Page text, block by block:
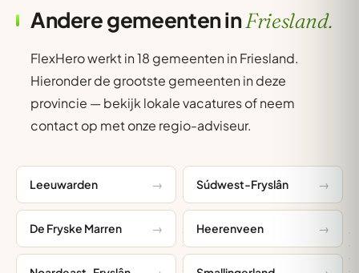
Andere gemeenten inFriesland.
FlexHero werkt in 18 gemeenten in Friesland.
Hieronder de grootste gemeenten in deze
provincie — bekijk lokale vacatures of neem
contact op met onze regio-adviseur.
Leeuwarden Súdwest-Fryslân
De Fryske Marren Heerenveen